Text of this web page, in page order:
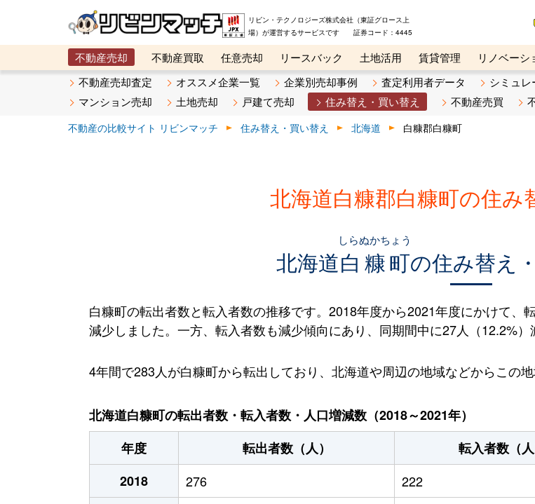
リビン・テクノロジーズ株式会社（東証グロース上
場）が運営するサービスです 証券コード：4445
不動産売却 不動産買取 任意売却 リースバック 土地活用 賃貸管理 リノベーシ
メタ住宅展示場
ベスト不動産カンパニー オンライン講座 リビンマガジンBiz 不動産売
不動産売却査定 オススメ企業一覧 企業別売却事例 査定利用者データ
シミュレ
マンション売却
土地売却 戸建て売却 住み替え・買い替え 不動産売買
不動産の比較サイト リビンマッチ 住み替え・買い替え 北海道 白糠郡白糠町
北海道白糠郡白糠町の住み
北海道白糠町
しらぬかちょう
の住み替え
白糠町の転出者数と転入者数の推移です。2018年度から2021年度にかけて
減少しました。一方、転入者数も減少傾向にあり、同期間中に27人（12.2%）
4年間で283人が白糠町から転出しており、北海道や周辺の地域などからこの
北海道白糠町の転出者数・転入者数・人口増減数（2018～2021年）
年度
転出者数（人） 転入者数（人
2018
276 222